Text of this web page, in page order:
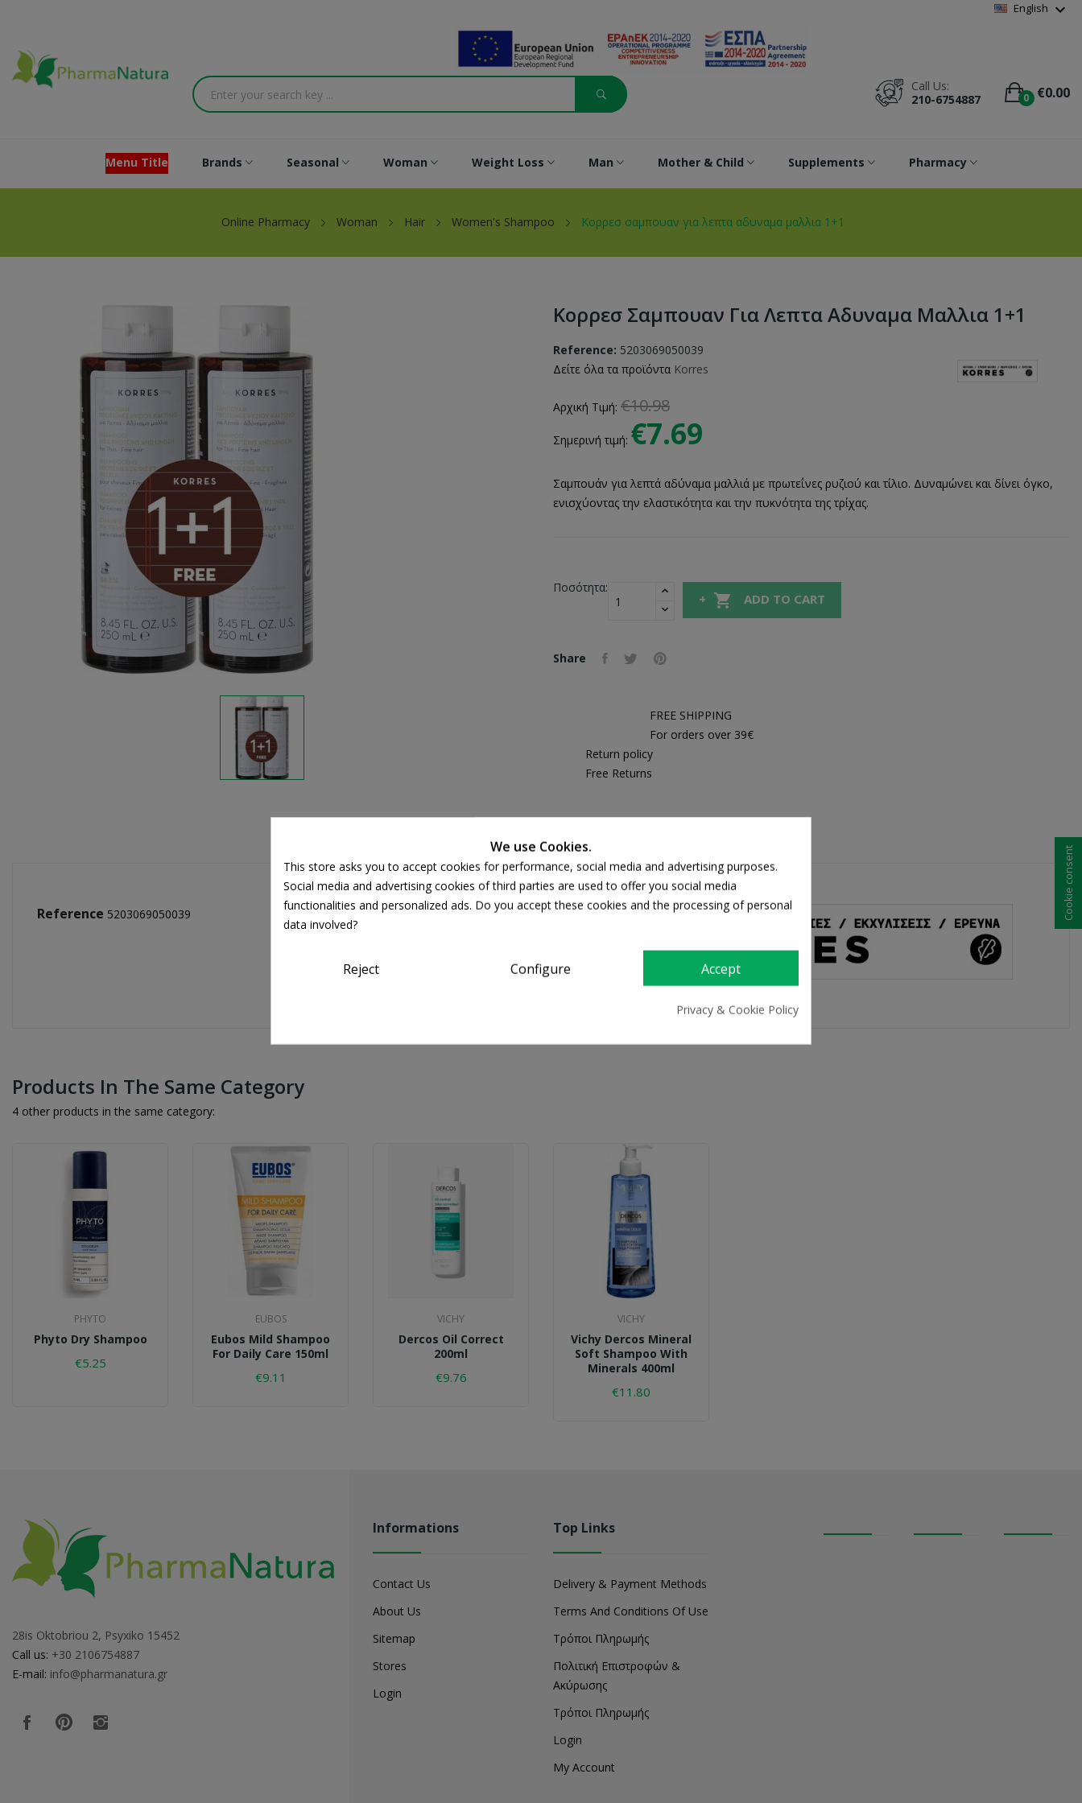
English expand_more
0 €0.00
Call Us:
210-6754887
Menu Title Brands Seasonal Woman Weight Loss Man Mother & Child Supplements Pharmacy
Online Pharmacy Woman Hair Women's Shampoo Κορρεσ σαμπουαν για λεπτα αδυναμα μαλλια 1+1
Κορρεσ Σαμπουαν Για Λεπτα Αδυναμα Μαλλια 1+1
Reference: 5203069050039
Δείτε όλα τα προϊόντα Korres
Αρχική Τιμή: €10.98
Σημερινή τιμή: €7.69
Σαμπουάν για λεπτά αδύναμα μαλλιά με πρωτεΐνες ρυζιού και τίλιο. Δυναμώνει και δίνει όγκο,
ενισχύοντας την ελαστικότητα και την πυκνότητα της τρίχας.
Ποσότητα:
 ADD TO CART
Share
FREE SHIPPING
For orders over 39€
Return policy
Free Returns
PRODUCT DETAILS
Reference 5203069050039
Products In The Same Category
4 other products in the same category:
PHYTO
Phyto Dry Shampoo
€5.25
EUBOS
Eubos Mild Shampoo
For Daily Care 150ml
€9.11
VICHY
Dercos Oil Correct
200ml
€9.76
VICHY
Vichy Dercos Mineral
Soft Shampoo With
Minerals 400ml
€11.80
28is Oktobriou 2, Psyxiko 15452
Call us: +30 2106754887
E-mail: info@pharmanatura.gr
Informations
Contact Us
About Us
Sitemap
Stores
Login
Top Links
Delivery & Payment Methods
Terms And Conditions Of Use
Τρόποι Πληρωμής
Πολιτική Επιστροφών &
Ακύρωσης
Τρόποι Πληρωμής
Login
My Account
We use Cookies.
This store asks you to accept cookies for performance, social media and advertising purposes.
Social media and advertising cookies of third parties are used to offer you social media
functionalities and personalized ads. Do you accept these cookies and the processing of personal
data involved?
Reject Configure Accept
Privacy & Cookie Policy
Cookie consent